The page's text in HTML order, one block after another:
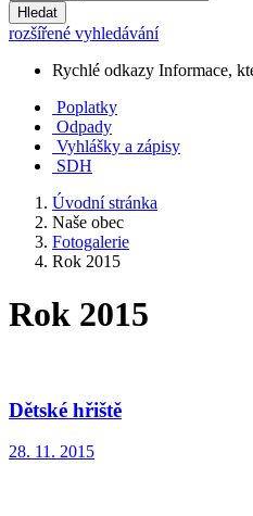
Hledat
rozšířené vyhledávání
Rychlé odkazy Informace,
Poplatky
Odpady
Vyhlášky a zápisy
SDH
Úvodní stránka
Naše obec
Fotogalerie
Rok 2015
Rok 2015
Dětské hřiště
28. 11. 2015